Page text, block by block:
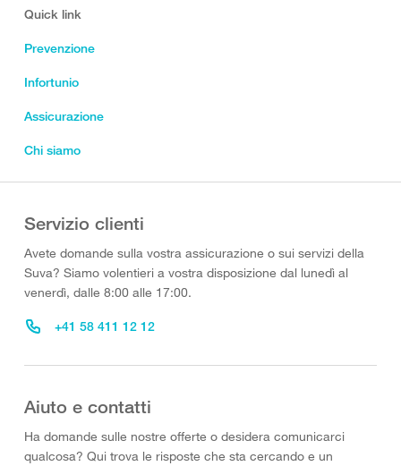
Quick link
Prevenzione
Infortunio
Assicurazione
Chi siamo
Servizio clienti
Avete domande sulla vostra assicurazione o sui servizi della
Suva? Siamo volentieri a vostra disposizione dal lunedì al
venerdì, dalle 8:00 alle 17:00.
+41 58 411 12 12
Aiuto e contatti
Ha domande sulle nostre offerte o desidera comunicarci
qualcosa? Qui trova le risposte che sta cercando e un